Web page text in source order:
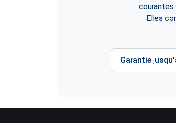
courantes
Elles
Garantie